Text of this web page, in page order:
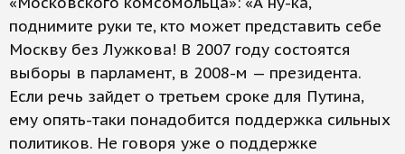
поднимите руки те, кто может представить себе
Москву без Лужкова! В 2007 году состоятся
выборы в парламент, в 2008-м — президента.
Если речь зайдет о третьем сроке для Путина,
ему опять-таки понадобится поддержка сильных
политиков. Не говоря уже о поддержке